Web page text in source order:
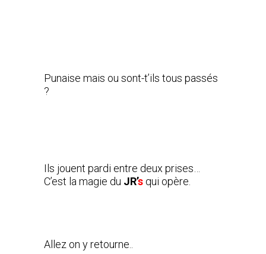
Punaise mais ou sont-t’ils tous passés
?
Ils jouent pardi entre deux prises…
C’est la magie du JR’s qui opère.
Allez on y retourne..